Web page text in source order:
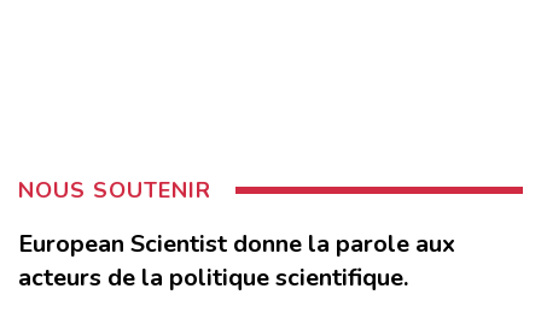
NOUS SOUTENIR
European Scientist donne la parole aux
acteurs de la politique scientifique.